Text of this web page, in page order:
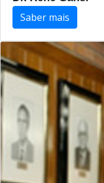
Saber mais